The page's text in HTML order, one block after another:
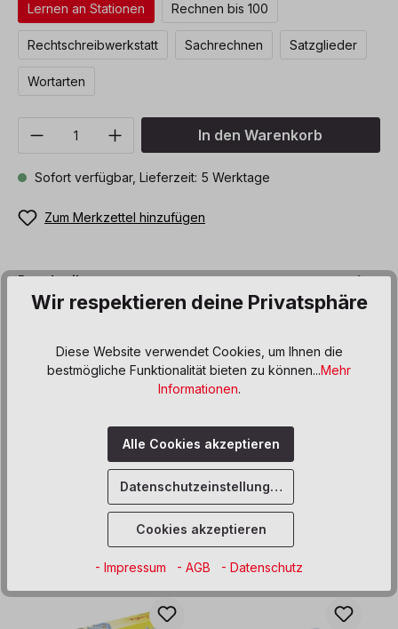
Lernen an Stationen Rechnen bis 100
Rechtschreibwerkstatt Sachrechnen Satzglieder
Wortarten
Produkt Anzahl: Gib denIn den Warenkorb
Sofort verfügbar, Lieferzeit: 5 Werktage
Zum Merkzettel hinzufügen
Beschreibung
Dieses Heft bietet eine Vielzahl von Stationsaufgaben für
Mathemati… Mehr
Produktdaten
Produktgalerie überspringen
Gleich mitbestellen
Wir respektieren deine Privatsphäre
Diese Website verwendet Cookies, um Ihnen die
bestmögliche Funktionalität bieten zu können...Mehr
Informationen.
Alle Cookies akzeptieren
Datenschutzeinstellungen
Cookies akzeptieren
- Impressum - AGB - Datenschutz